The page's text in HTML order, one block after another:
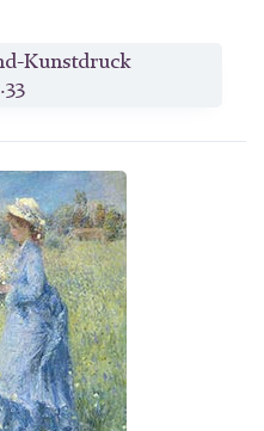
Kunstdruck